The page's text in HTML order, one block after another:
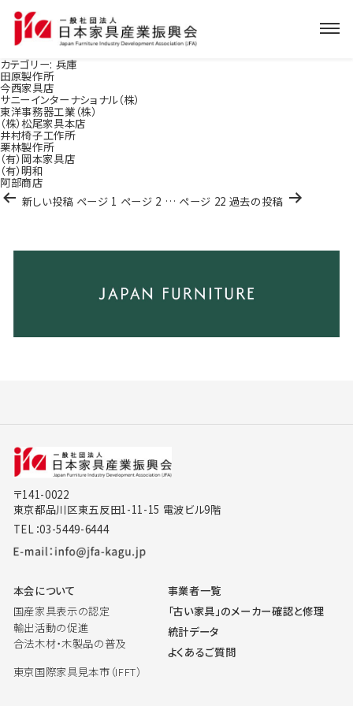
カテゴリー: 兵庫
田原製作所
今西家具店
サニーインターナショナル（株）
東洋事務器工業（株）
（株）松尾家具本店
井村椅子工作所
栗林製作所
（有）岡本家具店
（有）明和
阿部商店
投
稿 新しい投稿 ページ 1 ページ 2 … ページ 22 過去の投稿
〒141-0022
東京都品川区東五反田1-11-15 電波ビル9階
TEL：03-5449-6444
本会について
国産家具表示の認定
輸出活動の促進
合法木材・木製品の普及
東京国際家具見本市（IFFT）
事業者一覧
「古い家具」のメーカー確認と修理
統計データ
よくあるご質問